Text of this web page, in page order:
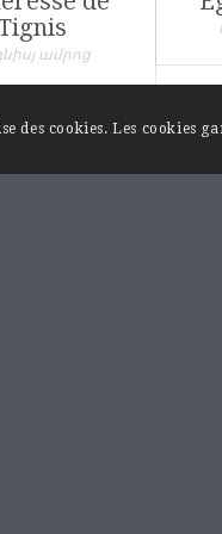
ամրոց
des cookies. Les cookies